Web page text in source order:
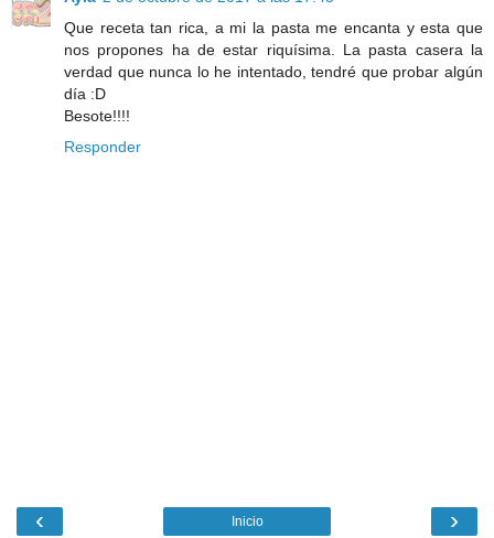
Que receta tan rica, a mi la pasta me encanta y esta que
nos propones ha de estar riquísima. La pasta casera la
verdad que nunca lo he intentado, tendré que probar algún
día :D
Besote!!!!
Responder
‹ ›
Inicio